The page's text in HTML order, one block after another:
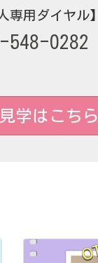
専用ダイヤル】
548-0282
学はこちら